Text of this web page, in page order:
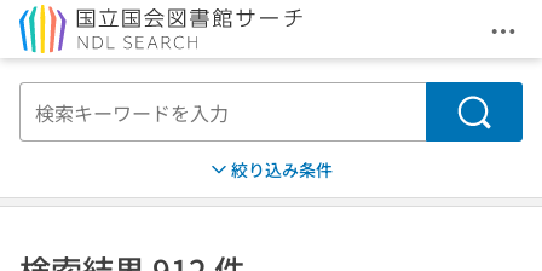
メ
検索
絞り込み条件